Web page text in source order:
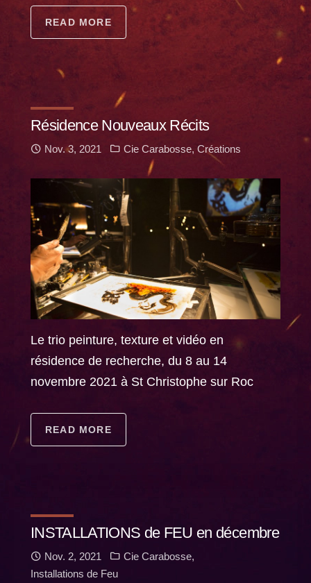
READ MORE
Résidence Nouveaux Récits
Nov. 3, 2021 Cie Carabosse, Créations
Le trio peinture, texture et vidéo en
résidence de recherche, du 8 au 14
novembre 2021 à St Christophe sur Roc
READ MORE
INSTALLATIONS de FEU en décembre
Nov. 2, 2021 Cie Carabosse,
Installations de Feu